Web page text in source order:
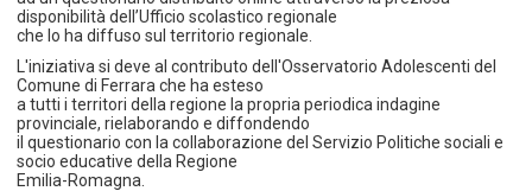
disponibilità dell’Ufficio scolastico regionale
che lo ha diffuso sul territorio regionale.
L'iniziativa si deve al contributo dell'Osservatorio Adolescenti del
Comune di Ferrara che ha esteso
a tutti i territori della regione la propria periodica indagine
provinciale, rielaborando e diffondendo
il questionario con la collaborazione del Servizio Politiche sociali e
socio educative della Regione
Emilia-Romagna.